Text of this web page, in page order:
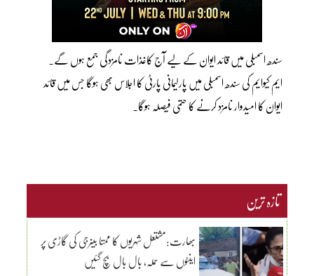
سندھ اسمبلی میں قائد ایوان کے لیے آج کاغذات نامزدگی جمع ہوں گے۔
ایم کیوایم کی سندھ اسمبلی میں پارلیمانی پارٹی کا اجلاس بھی ہوگا جس میں قائد
ایوان کا امیدوار نامزد کرنے کا حتمی فیصلہ ہوگا۔
تازہ ترین
بھارت:مشتعل شہریوں کا ممتا بینرجی کی گاڑی پر
اینٹوں سے حملہ، بال بال بچ گئیں